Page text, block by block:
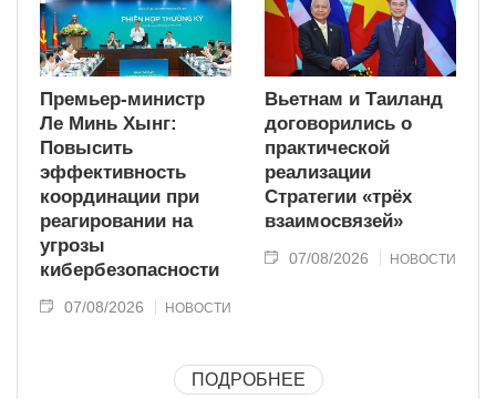
Премьер-министр
Ле Минь Хынг:
Повысить
эффективность
координации при
реагировании на
угрозы
кибербезопасности
07/08/2026 НОВОСТИ
Вьетнам и Таиланд
договорились о
практической
реализации
Стратегии «трёх
взаимосвязей»
07/08/2026 НОВОСТИ
ПОДРОБНЕЕ